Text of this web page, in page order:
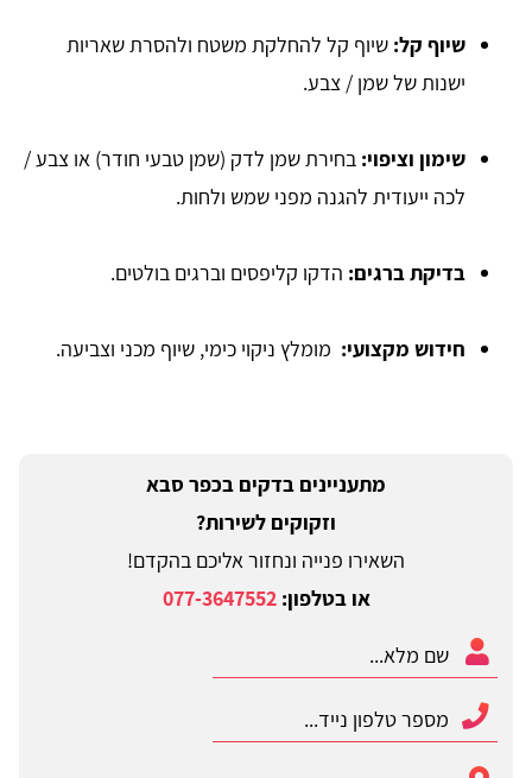
שיוף קל: שיוף קל להחלקת משטח ולהסרת שאריות
ישנות של שמן / צבע.
שימון וציפוי: בחירת שמן לדק (שמן טבעי חודר) או צבע /
לכה ייעודית להגנה מפני שמש ולחות.
בדיקת ברגים: הדקו קליפסים וברגים בולטים.
חידוש מקצועי: מומלץ ניקוי כימי, שיוף מכני וצביעה.
מתעניינים בדקים בכפר סבא
וזקוקים לשירות?
השאירו פנייה ונחזור אליכם בהקדם!
או בטלפון:077-3647552